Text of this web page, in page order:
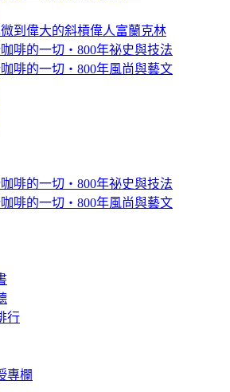
到偉大的斜槓偉人富蘭克林
啡的一切‧800年祕史與技法
咖啡的一切‧800年風尚與藝文
啡的一切‧800年祕史與技法
咖啡的一切‧800年風尚與藝文
行
專欄